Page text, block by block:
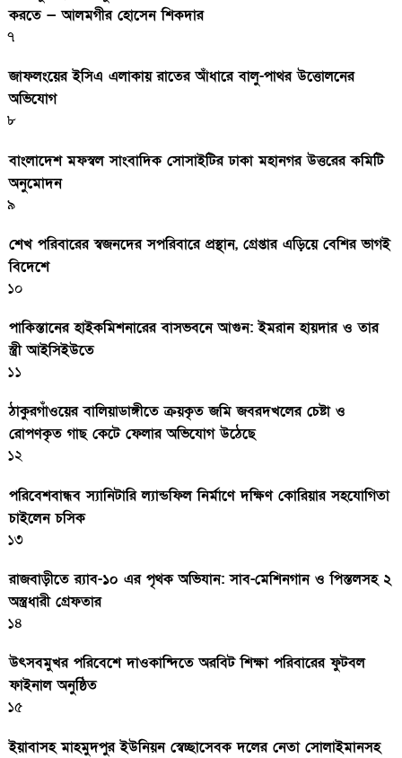
করতে — আলমগীর হোসেন শিকদার
৭
জাফলংয়ের ইসিএ এলাকায় রাতের আঁধারে বালু-পাথর উত্তোলনের
অভিযোগ
৮
বাংলাদেশ মফস্বল সাংবাদিক সোসাইটির ঢাকা মহানগর উত্তরের কমিটি
অনুমোদন
৯
শেখ পরিবারের স্বজনদের সপরিবারে প্রস্থান, গ্রেপ্তার এড়িয়ে বেশির ভাগই
বিদেশে
১০
পাকিস্তানের হাইকমিশনারের বাসভবনে আগুন: ইমরান হায়দার ও তার
স্ত্রী আইসিইউতে
১১
ঠাকুরগাঁওয়ের বালিয়াডাঙ্গীতে ক্রয়কৃত জমি জবরদখলের চেষ্টা ও
রোপণকৃত গাছ কেটে ফেলার অভিযোগ উঠেছে
১২
পরিবেশবান্ধব স্যানিটারি ল্যান্ডফিল নির্মাণে দক্ষিণ কোরিয়ার সহযোগিতা
চাইলেন চসিক
১৩
রাজবাড়ীতে র‍্যাব-১০ এর পৃথক অভিযান: সাব-মেশিনগান ও পিস্তলসহ ২
অস্ত্রধারী গ্রেফতার
১৪
উৎসবমুখর পরিবেশে দাওকান্দিতে অরবিট শিক্ষা পরিবারের ফুটবল
ফাইনাল অনুষ্ঠিত
১৫
ইয়াবাসহ মাহমুদপুর ইউনিয়ন স্বেচ্ছাসেবক দলের নেতা সোলাইমানসহ